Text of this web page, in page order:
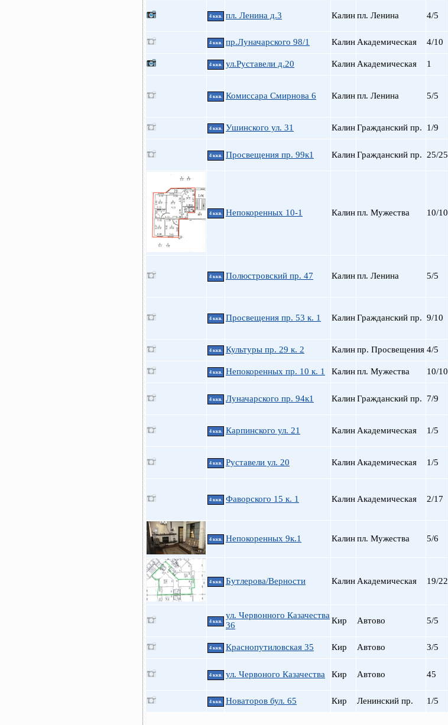
4 ккв. пл. Ленина д.3 Калинпл. Ленина 4/5
4 ккв. пр.Луначарского 98/1 Калин Академическая 4/10
4 ккв. ул.Руставели д.20 Калин Академическая 1
4 ккв. Комиссара Смирнова 6 Калинпл. Ленина 5/5
4 ккв. Ушинского ул. 31 КалинГражданский пр. 1/9
4 ккв. Просвещения пр. 99к1 КалинГражданский пр. 25/25
4 ккв. Непокоренных 10-1 Калинпл. Мужества 10/10
4 ккв. Полюстровский пр. 47 Калинпл. Ленина 5/5
4 ккв. Просвещения пр. 53 к. 1 КалинГражданский пр. 9/10
4 ккв. Культуры пр. 29 к. 2 Калинпр. Просвещения 4/5
4 ккв. Непокоренных пр. 10 к. 1 Калинпл. Мужества 10/10
4 ккв. Луначарского пр. 94к1 КалинГражданский пр. 7/9
4 ккв. Карпинского ул. 21 Калин Академическая 1/5
4 ккв. Руставели ул. 20 Калин Академическая 1/5
4 ккв. Фаворского 15 к. 1 Калин Академическая 2/17
4 ккв. Непокоренных 9к.1 Калинпл. Мужества 5/6
4 ккв. Бутлерова/Верности Калин Академическая 19/22
4 ккв.
ул. Червонного Казачества
36
Кир Автово 5/5
4 ккв. Краснопутиловская 35 Кир Автово 3/5
4 ккв. ул. Червоного Казачества Кир Автово 45
4 ккв. Новаторов бул. 65 Кир Ленинский пр. 1/5